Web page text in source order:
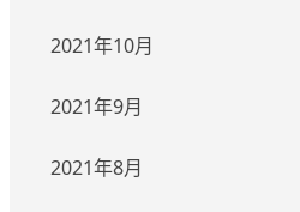
2021年10月
2021年9月
2021年8月